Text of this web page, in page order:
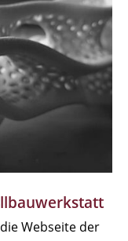
Webseite der